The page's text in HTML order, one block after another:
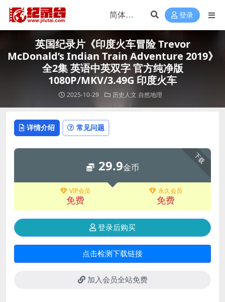
登录
英国纪录片《印度火车冒险 Trevor
McDonald’s Indian Train Adventure 2019》
全2集 英语中英双字 官方纯净版
1080P/MKV/3.49G 印度火车
2025-10-29 历史人文 自然地理
详情介绍 常见问题
下载
29.9金币
VIP会员
免费
永久会员
免费
登录后购买
点击检测下载链接
加入会员全站免费